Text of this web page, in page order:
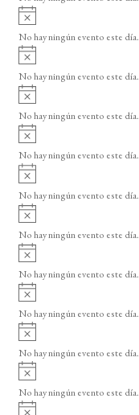
i
o
A
v
i
o
No hay ningún evento este día.
A
v
i
o
No hay ningún evento este día.
A
v
i
o
No hay ningún evento este día.
A
v
i
o
No hay ningún evento este día.
A
v
i
o
No hay ningún evento este día.
A
v
i
o
No hay ningún evento este día.
A
v
i
o
No hay ningún evento este día.
A
v
i
o
No hay ningún evento este día.
A
v
i
o
No hay ningún evento este día.
A
v
i
No hay ningún evento este día.
A